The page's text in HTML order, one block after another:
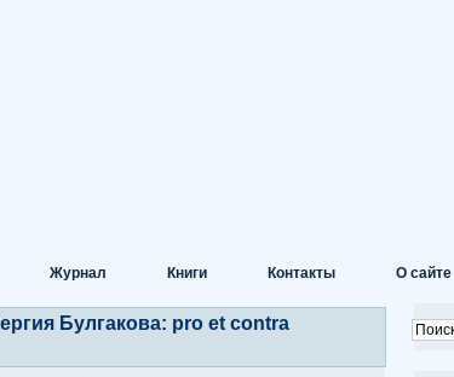
Журнал Книги Контакты О сайте
Булгакова: pro et contra